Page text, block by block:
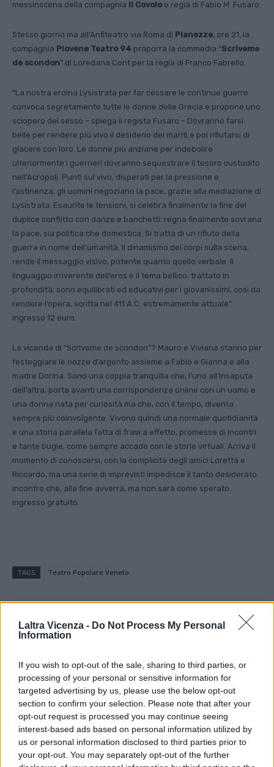
Laltra Vicenza - Do Not Process My Personal
Information
If you wish to opt-out of the sale, sharing to third parties, or
processing of your personal or sensitive information for
targeted advertising by us, please use the below opt-out
section to confirm your selection. Please note that after your
opt-out request is processed you may continue seeing
interest-based ads based on personal information utilized by
us or personal information disclosed to third parties prior to
your opt-out. You may separately opt-out of the further
messinscena della compagnia Il Covolo e regia di Fabio M. Fusaro.
Stesso giorno ma all’Anfiteatro via Roma di Pianezze, ore 21, la
compagnia Piovene Teatro 94 proporrà la commedia “Scriveme
de scondon” di Loredana Cont per la regia di Franco Fabrello.
“La nostra eroina Lysistrata per far cessare le continue guerre
convoca segretamente tutte le donne delle Grecia e propone uno
sciopero del sesso – spiega il regista Fusaro – Dovranno farsi
belle per rendere più vivo il desiderio dei mariti e poi rifiutarsi di
giacere con loro. Le donne più anziane per indebolire
ulteriormente i guerrieri dovranno sequestrare il tesoro custodito
nell’Acropoli. Punti sul vivo, disperati per la pressione e
l’astinenza, gli uomini negoziano la pace, grazie alla mediazione di
Lysistrata. Esaurite le tensioni, si celebra finalmente la fine del
duplice conflitto con danze e banchetti: regna finalmente sovrana
la pace, sia politica che domestica. Si tratta di un rifiuto della
guerra in nome dell’umanità. Il dinamismo dei corpi sulla scena,
rende il messaggio visivo, potente quanto quello verbale. Il
linguaggio irriverente dell’eros e il tema bellico, trattato in
profondità, sono equilibrati ed educativi per i giovanissimi, così da
rendere l’opera, scritta nel 411 A.C. estremamente attuale”.
Ingresso 12 euro.
La vicenda di “Scriveme de scondon”? Mauro e Viviana stanno per
festeggiare le nozze d’argento assieme a Fabio e Gianna e alla
madre Dorina. Sono una coppia tranquilla che, l’uno all’insaputa
dell’altra, porta avanti una corrispondenza online con un uomo e
una donna nata per curiosità ma che, con il tempo, diventa
sempre più coinvolgente. Vivono quindi una normale quotidianità
e una storia parallela fatta di frasi a effetto, promesse di incontri
e tante bugie, come sempre accade con le storie virtuali. Arriva il
momento di conoscersi, con la complicità degli amici Loretta e
Riccardo, ma una serie di imprevisti impedisce il tanto desiderato
incontro che, alla fine avverrà, ma non sarà come sperato.
Ingresso gratuito.
TAGS Teatro Popolare Veneto
Facebook Twitter
ARTICOLO PRECEDENTE
Pedrollo Jazz Festival: l’edizione
2026 della rassegna del
Conservatorio di Vicenza
ARTICOLO SUCCESSIVO
Giornata mondiale della Musica,
una serenata veneziana inaugura
la XXX edizione di Spazio &
Musica